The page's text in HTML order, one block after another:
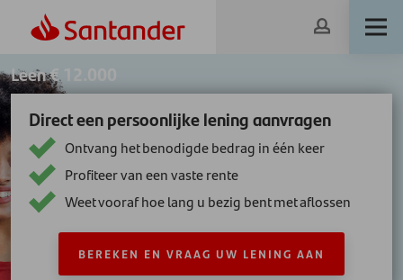
Leen € 12.000
Direct een persoonlijke lening aanvragen
Ontvang het benodigde bedrag in één keer
Profiteer van een vaste rente
Weet vooraf hoe lang u bezig bent met aflossen
BEREKEN EN VRAAG UW LENING AAN